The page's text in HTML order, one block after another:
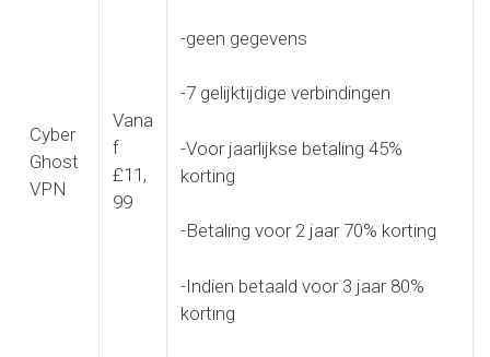
Cyber
Ghost
VPN
Vana
f
£11,
99
-geen gegevens
-7 gelijktijdige verbindingen
-Voor jaarlijkse betaling 45%
korting
-Betaling voor 2 jaar 70% korting
-Indien betaald voor 3 jaar 80%
korting